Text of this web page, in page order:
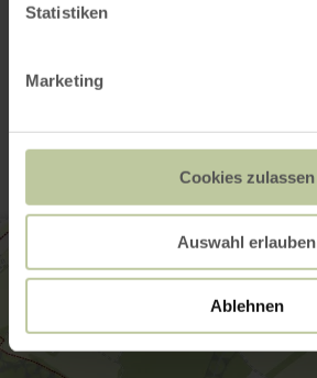
Statistiken
Marketing
Cookies zulassen
Auswahl erlauben
Ablehnen
Contact